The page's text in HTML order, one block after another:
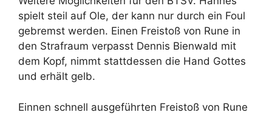
spielt steil auf Ole, der kann nur durch ein Foul
gebremst werden. Einen Freistoß von Rune in
den Strafraum verpasst Dennis Bienwald mit
dem Kopf, nimmt stattdessen die Hand Gottes
und erhält gelb.
Einnen schnell ausgeführten Freistoß von Rune